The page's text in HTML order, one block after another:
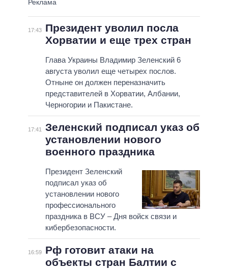
17:43
Президент уволил посла
Хорватии и еще трех стран
Глава Украины Владимир Зеленский 6
августа уволил еще четырех послов.
Отныне он должен переназначить
представителей в Хорватии, Албании,
Черногории и Пакистане.
17:41
Зеленский подписал указ об
установлении нового
военного праздника
Президент Зеленский
подписал указ об
установлении нового
профессионального
праздника в ВСУ – Дня войск связи и
кибербезопасности.
16:59
Рф готовит атаки на
объекты стран Балтии с